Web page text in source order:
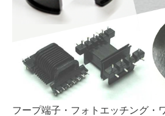
フープ端子・フォトエッチング・